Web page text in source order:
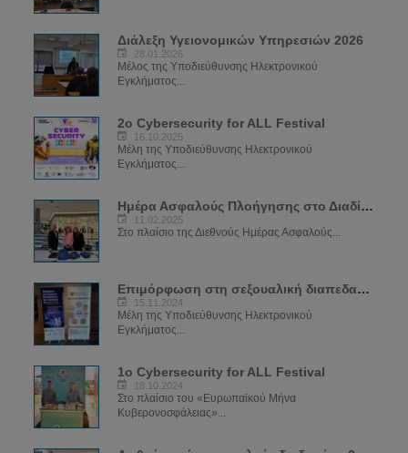
Διάλεξη Υγειονομικών Υπηρεσιών 2026
28.01.2026
Μέλος της Υποδιεύθυνσης Ηλεκτρονικού
Εγκλήματος...
2ο Cybersecurity for ALL Festival
16.10.2025
Μέλη της Υποδιεύθυνσης Ηλεκτρονικού
Εγκλήματος...
Ημέρα Ασφαλούς Πλοήγησης στο Διαδίκτυο 2025
11.02.2025
Στο πλαίσιο της Διεθνούς Ημέρας Ασφαλούς...
Επιμόρφωση στη σεξουαλική διαπεδαγώγιση για το φαινόμενο του Sexting
15.11.2024
Μέλη της Υποδιεύθυνσης Ηλεκτρονικού
Εγκλήματος...
1ο Cybersecurity for ALL Festival
18.10.2024
Στο πλαίσιο του «Ευρωπαϊκού Μήνα
Κυβερονοσφάλειας»...